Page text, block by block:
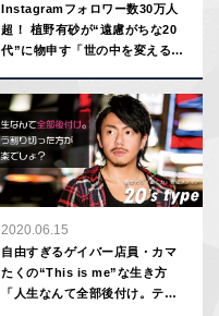
Instagramフォロワー数30万人
超！ 植野有砂が“遠慮がちな20
代”に物申す「世の中を変えるの
爆発させて」
2020.06.15
自由すぎるゲイバー店員・カマ
たくの“This is me”な生き方
「人生なんて全部後付け。テキ